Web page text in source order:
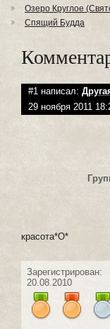
Озеро Круглое
Спящий Будда
#1 написал:
29 ноября 2011
красота*О*
Зарегистрирован:
20.08.2010